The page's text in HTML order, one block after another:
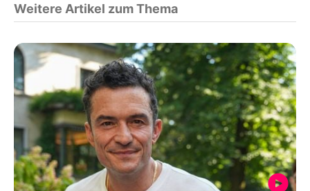
Weitere Artikel zum Thema